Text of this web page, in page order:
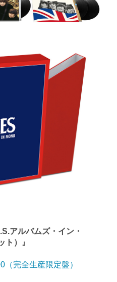
アルバムズ・イン・
ト）』
完全生産限定盤）